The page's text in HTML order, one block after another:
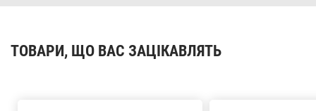
ТОВАРИ, ЩО ВАС ЗАЦІКАВЛЯТЬ